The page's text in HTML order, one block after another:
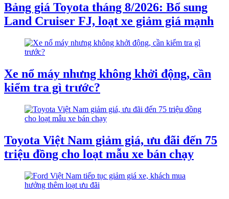
Bảng giá Toyota tháng 8/2026: Bổ sung
Land Cruiser FJ, loạt xe giảm giá mạnh
Xe nổ máy nhưng không khởi động, cần
kiểm tra gì trước?
Toyota Việt Nam giảm giá, ưu đãi đến 75
triệu đồng cho loạt mẫu xe bán chạy